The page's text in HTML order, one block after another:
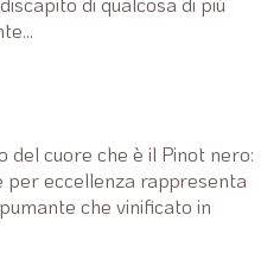
del cuore che è il Pinot nero:
per eccellenza rappresenta
che vinificato in